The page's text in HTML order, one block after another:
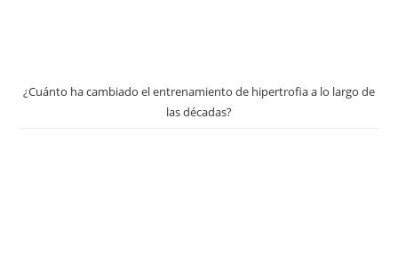
¿Cuánto ha cambiado el entrenamiento de hipertrofia a lo largo de
las décadas?